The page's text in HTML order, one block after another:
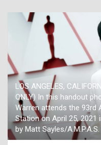
LOS ANGELES,
ONLY) In this handout
Warren attends the 93rd
Station on April 25, 2021
by Matt Sayles/